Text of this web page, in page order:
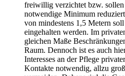
freiwillig verzichtet bzw. sollen
notwendige Minimum
von mindestens 1,5 Metern
eingehalten werden. Im
gleichen Maße
Raum. Dennoch ist es auch
Interesses an der Pflege
Kontakte notwendig, allzu